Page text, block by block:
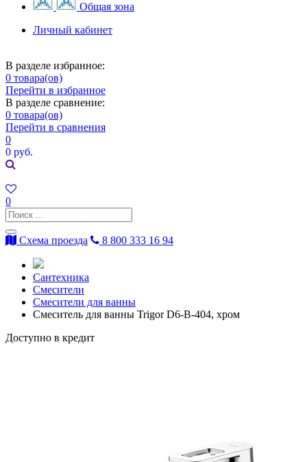
Общая зона
Личный кабинет
В разделе избранное:
0 товара(ов)
Перейти в избранное
В разделе сравнение:
0 товара(ов)
Перейти в сравнения
0
0 руб.
0
Схема проезда 8 800 333 16 94
Сантехника
Смесители
Смесители для ванны
Смеситель для ванны Trigor D6-B-404, хром
Доступно в кредит